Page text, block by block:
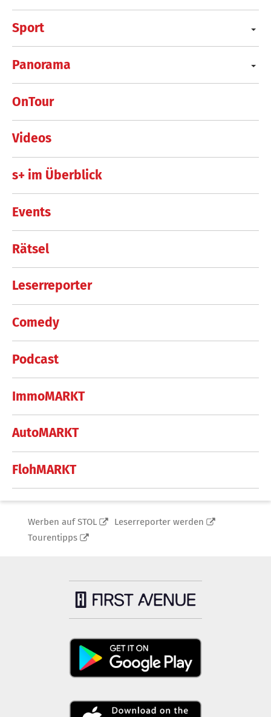
Sport
Panorama
OnTour
Videos
s+ im Überblick
Events
Rätsel
Leserreporter
Comedy
Podcast
ImmoMARKT
AutoMARKT
FlohMARKT
Werben auf STOL
Leserreporter werden
Tourentipps